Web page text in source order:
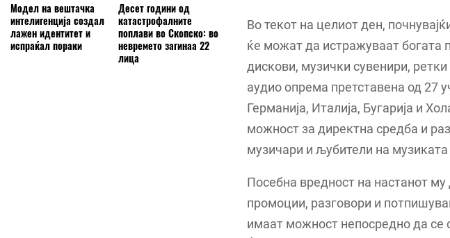
Во текот на целиот ден,
ќе можат да истражуваат богата
дискови, музички сувенири,
аудио опрема претставена од 27
Германија, Италија, Бугарија и
можност за директна средба и
музичари и љубители на
Посебна вредност на настанот
промоции, разговори и
имаат можност непосредно да се
Модел на вештачка
интелигенција создал
лажен идентитет и
испраќал пораки
Десет години од
катастрофалните
поплави во Скопско: во
невремето загинаа 22
лица